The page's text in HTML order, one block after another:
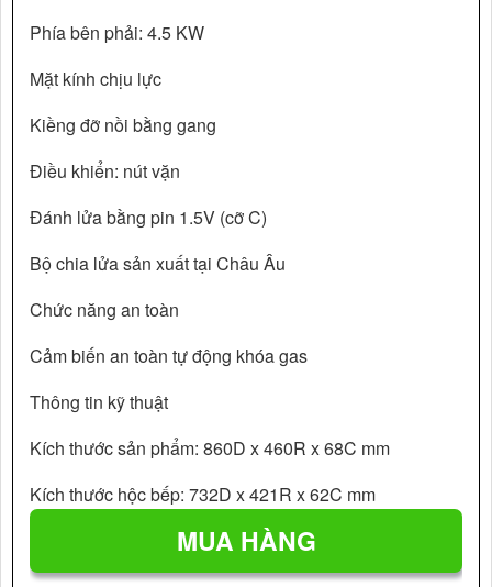
Phía bên phải: 4.5 KW
Mặt kính chịu lực
Kiềng đỡ nồi bằng gang
Điều khiển: nút vặn
Đánh lửa bằng pin 1.5V (cỡ C)
Bộ chia lửa sản xuất tại Châu Âu
Chức năng an toàn
Cảm biến an toàn tự động khóa gas
Thông tin kỹ thuật
Kích thước sản phẩm: 860D x 460R x 68C mm
Kích thước hộc bếp: 732D x 421R x 62C mm